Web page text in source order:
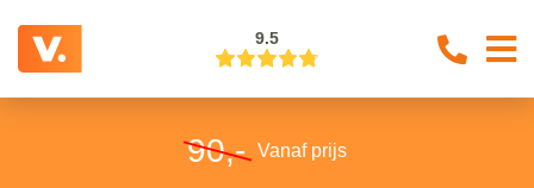
9.5
90,- Vanaf prijs